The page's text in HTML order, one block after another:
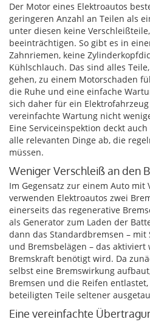
Der Motor eines Elektroautos
geringeren Anzahl an Teilen als
unter diesen keine
beeinträchtigen. So gibt es in
Zahnriemen, keine
Kühlschlauch. Das sind alles
gehen, zu einem Motorschaden
die Ruhe und eine einfache
sich daher für ein
vereinfachte Wartung nicht
Eine Serviceinspektion deckt
alle relevanten Dinge ab, die
müssen.
Weniger Verschleiß an den
Im Gegensatz zur einem Auto
verwenden Elektroautos zwei
einerseits das regenerative
als Generator zum Laden der
dann das Standardbremsen – mit
und Bremsbelägen – das
Bremskraft benötigt wird. Da
selbst eine Bremswirkung
Bremsen und die Reifen
beteiligten Teile seltener
Eine vereinfachte